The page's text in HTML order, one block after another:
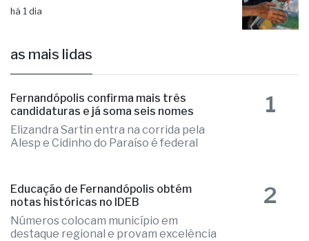
há 1 dia
as mais lidas
Fernandópolis confirma mais três
candidaturas e já soma seis nomes
Elizandra Sartin entra na corrida pela
Alesp e Cidinho do Paraíso é federal
1
Educação de Fernandópolis obtém
notas históricas no IDEB
Números colocam município em
destaque regional e provam excelência
2